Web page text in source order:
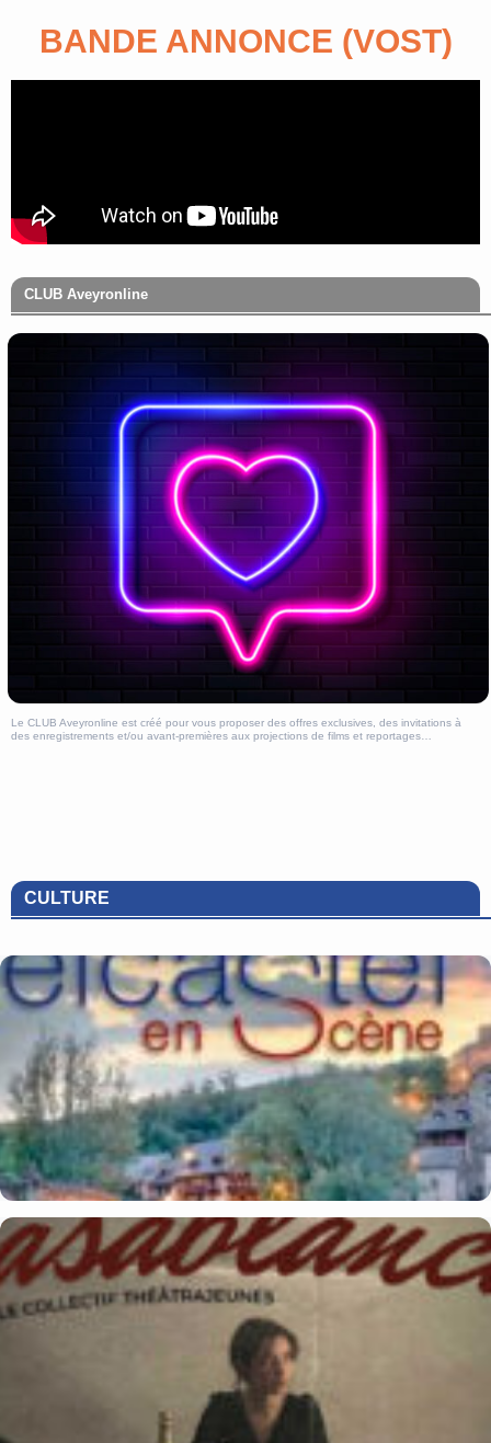
BANDE ANNONCE (VOST)
CLUB Aveyronline
Le CLUB Aveyronline est créé pour vous proposer des offres exclusives, des invitations à
des enregistrements et/ou avant-premières aux projections de films et reportages…
CULTURE